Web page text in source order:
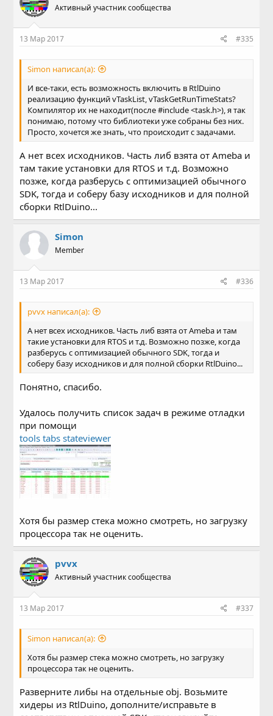
Активный участник сообщества
13 Мар 2017 #335
Simon написал(а):
И все-таки, есть возможность включить в RtlDuino
реализацию функций vTaskList, vTaskGetRunTimeStats?
Компилятор их не находит(после #include <task.h>), я так
понимаю, потому что библиотеки уже собраны без них.
Просто, хочется же знать, что происходит с задачами.
А нет всех исходников. Часть либ взята от Ameba и
там такие установки для RTOS и т.д. Возможно
позже, когда разберусь с оптимизацией обычного
SDK, тогда и соберу базу исходников и для полной
сборки RtlDuino...
Simon
Member
13 Мар 2017 #336
pvvx написал(а):
А нет всех исходников. Часть либ взята от Ameba и там
такие установки для RTOS и т.д. Возможно позже, когда
разберусь с оптимизацией обычного SDK, тогда и
соберу базу исходников и для полной сборки RtlDuino...
Понятно, спасибо.
Удалось получить список задач в режиме отладки
при помощи
tools tabs stateviewer
Хотя бы размер стека можно смотреть, но загрузку
процессора так не оценить.
pvvx
Активный участник сообщества
13 Мар 2017 #337
Simon написал(а):
Хотя бы размер стека можно смотреть, но загрузку
процессора так не оценить.
Разверните либы на отдельные obj. Возьмите
хидеры из RtlDuino, дополните/исправьте в